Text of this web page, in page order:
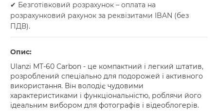
✔ Безготівковий розрахунок – оплата на
розрахунковий рахунок за реквізитами IBAN (без
ПДВ).
Опис:
Ulanzi MT-60 Carbon - це компактний і легкий штатив,
розроблений спеціально для подорожей і активного
використання. Він володіє чудовими
характеристиками і функціональністю, роблячи його
ідеальним вибором для фотографів і відеоблогерів.